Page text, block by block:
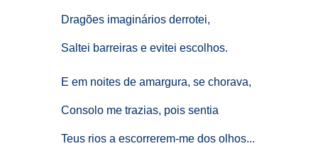
Dragões imaginários derrotei,
Saltei barreiras e evitei escolhos.
E em noites de amargura, se chorava,
Consolo me trazias, pois sentia
Teus rios a escorrerem-me dos olhos...